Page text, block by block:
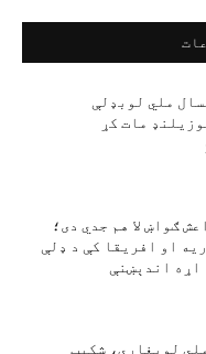
ملي لوبډلې
مات کړ
ګواښ لا هم جدي دی؛
او افریقا کې د ډلې
اړه اندېښنې
لوبغاړي، شکیب